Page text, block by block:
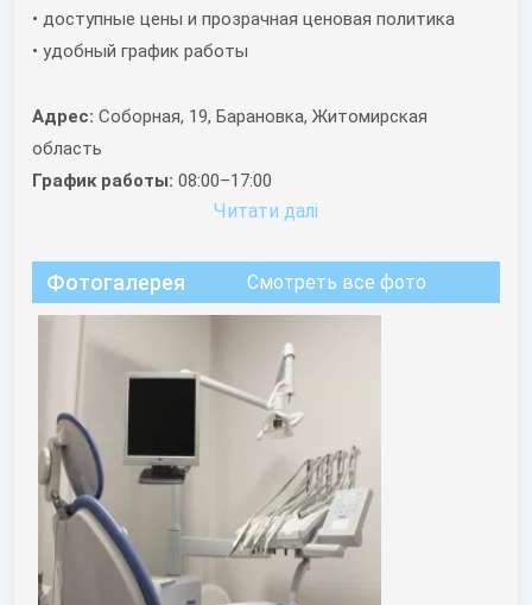
• доступные цены и прозрачная ценовая политика
• удобный график работы
Адрес: Соборная, 19, Барановка, Житомирская
область
График работы: 08:00–17:00
Читати далi
Фотогалерея Смотреть все фото